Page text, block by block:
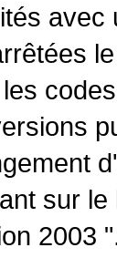
avec
sur
2003